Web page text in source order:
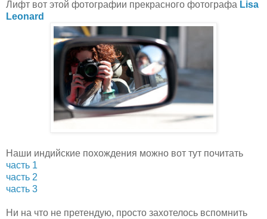
Лифт вот этой фотографии прекрасного фотографа Lisa
Leonard
Наши индийские похождения можно вот тут почитать
часть 1
часть 2
часть 3
Ни на что не претендую, просто захотелось вспомнить